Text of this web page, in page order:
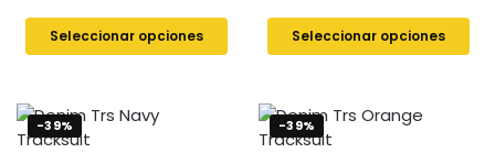
Seleccionar opciones Seleccionar opciones
-39% -39%